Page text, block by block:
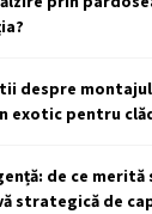
despre
exotic pentru
de ce merită
strategică de